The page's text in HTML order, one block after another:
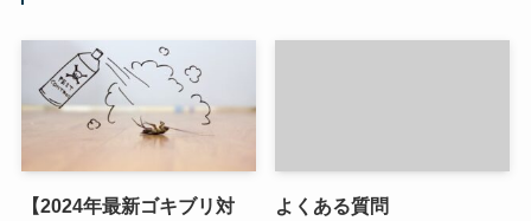
【2024年最新ゴキブリ対
よくある質問